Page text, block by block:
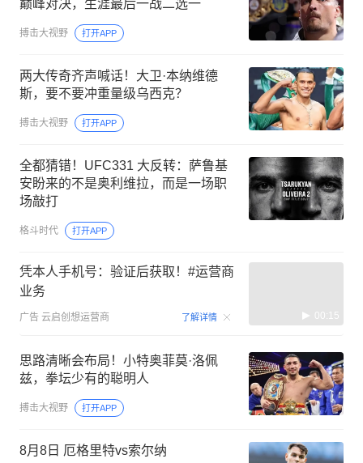
巅峰对决，生涯最后一战二选一
搏击大视野 打开APP
两大传奇齐声喊话！大卫·本纳维德
斯，要不要冲重量级乌西克？
搏击大视野 打开APP
全都猜错！UFC331 大反转：萨鲁基
安盼来的不是奥利维拉，而是一场职
场敲打
格斗时代 打开APP
凭本人手机号：验证后获取！#运营商
业务
广告 云启创想运营商 了解详情 00:15
思路清晰会布局！小特奥菲莫·洛佩
兹，拳坛少有的聪明人
搏击大视野 打开APP
8月8日 厄格里特vs索尔纳